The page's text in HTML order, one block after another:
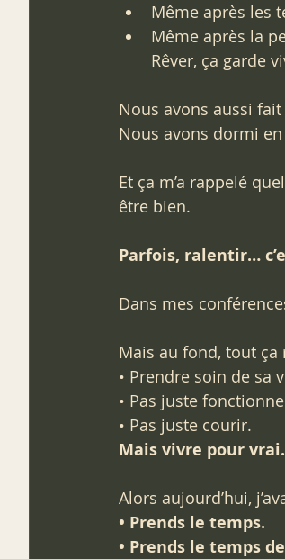
Même après les
Même après la
Rêver, ça garde
Nous avons aussi
Nous avons dormi
Et ça m’a rappelé
être bien.
Parfois, ralentir…
Dans mes
Mais au fond, tout
• Prendre soin de sa
• Pas juste
• Pas juste courir.
Mais vivre pour vrai.
Alors aujourd’hui,
• Prends le temps.
• Prends le temps